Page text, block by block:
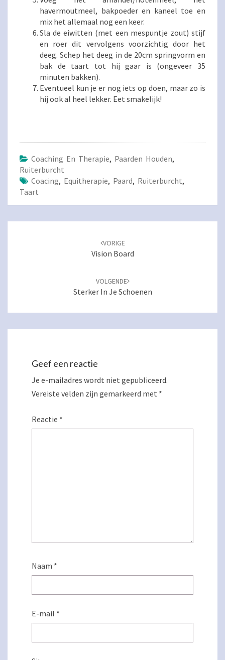
havermoutmeel, bakpoeder en kaneel toe en
mix het allemaal nog een keer.
Sla de eiwitten (met een mespuntje zout) stijf
en roer dit vervolgens voorzichtig door het
deeg. Schep het deeg in de 20cm springvorm en
bak de taart tot hij gaar is (ongeveer 35
minuten bakken).
Eventueel kun je er nog iets op doen, maar zo is
hij ook al heel lekker. Eet smakelijk!
Coaching En Therapie, Paarden Houden,
Ruiterburcht
Coacing, Equitherapie, Paard, Ruiterburcht,
Taart
VORIGE
Vision Board
VOLGENDE
Sterker In Je Schoenen
Geef een reactie
Je e-mailadres wordt niet gepubliceerd.
Vereiste velden zijn gemarkeerd met *
Reactie *
Naam *
E-mail *